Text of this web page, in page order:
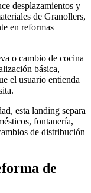
desplazamientos y
de Granollers,
en reformas
o cambio de cocina
básica,
el usuario entienda
esta landing separa
fontanería,
de distribución
de